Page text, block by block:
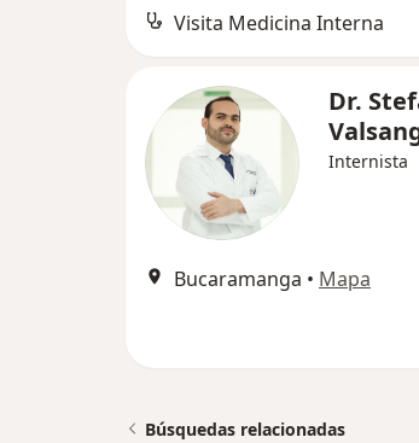
Visita Medicina Interna
Dr.
Internista
Bucaramanga • Mapa
Búsquedas relacionadas